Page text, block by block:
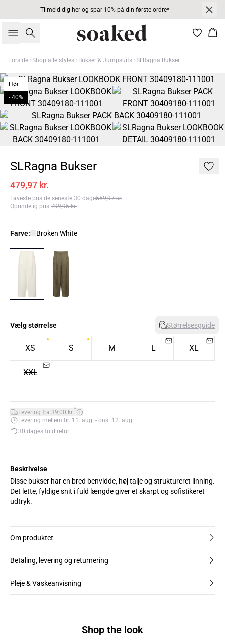
Tilmeld dig her og spar 10% på din første ordre*
Søg
Forside Shop alle styles Bukser & Jumpsuits SLRagna Bukser
Hør
- 40%
SLRagna Bukser
479,97 kr.
Laveste pris de seneste 30 dage559,97 kr.
Oprindelig pris:799,95 kr.
Farve: Broken White
Vælg størrelse Størrelsesguide
XS S M L XL
XXL
Levering fra 39,00 kr.*
Levering mellem tir. 11. aug. - ons. 12. aug.
30 dages fuld retur
Beskrivelse
Disse bukser har en bred benvidde, høj talje og struktureret linning.
Det lette, fyldige snit i fuld længde giver et skarpt og sofistikeret
udtryk.
Om produktet
Betaling, levering og returnering
Pleje & Vaskeanvisning
Shop the look